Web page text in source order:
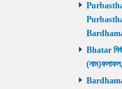
Bhatar